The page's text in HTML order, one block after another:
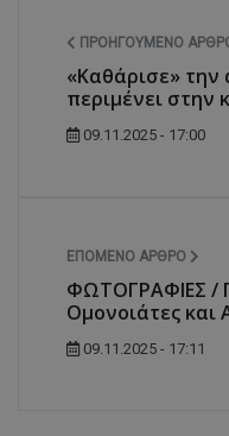
ΠΡΟΗΓΟΎΜΕΝΟ
«Καθάρισε» την
περιμένει στην
09.11.2025 - 17:00
ΕΠΌΜΕΝΟ ΆΡΘΡΟ
ΦΩΤΟΓΡΑΦΙΕΣ /
Ομονοιάτες και
09.11.2025 - 17:11